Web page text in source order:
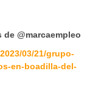
@marcaempleo
03/21/grupo-
en-boadilla-del-